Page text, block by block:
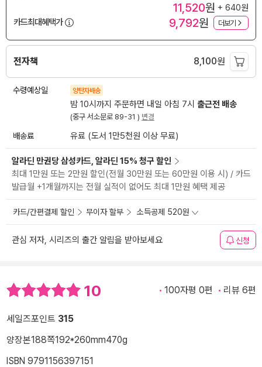
11,520원 + 640원
카드최대혜택가
9,792원 더보기
전자책 8,100원
수령예상일 양탄자배송
밤 10시까지 주문하면 내일 아침 7시 출근전 배송
(중구 서소문로 89-31 ) 변경
배송료 유료 (도서 1만5천원 이상 무료)
알라딘 만권당 삼성카드, 알라딘 15% 청구 할인
최대 1만원 또는 2만원 할인(전월 30만원 또는 60만원 이용 시) / 카드
발급월 +1개월까지는 전월 실적이 없어도 최대 1만원 혜택 제공
카드/간편결제 할인 무이자 할부 소득공제 520원
관심 저자, 시리즈의 출간 알림을 받아보세요 신청
10 100자평 0편 리뷰 6편
세일즈포인트 315
양장본188쪽192*260mm470g
ISBN 9791156397151